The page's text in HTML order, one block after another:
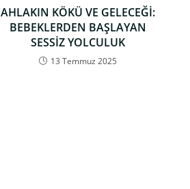
AHLAKIN KÖKÜ VE GELECEĞİ:
BEBEKLERDEN BAŞLAYAN
SESSİZ YOLCULUK
13 Temmuz 2025